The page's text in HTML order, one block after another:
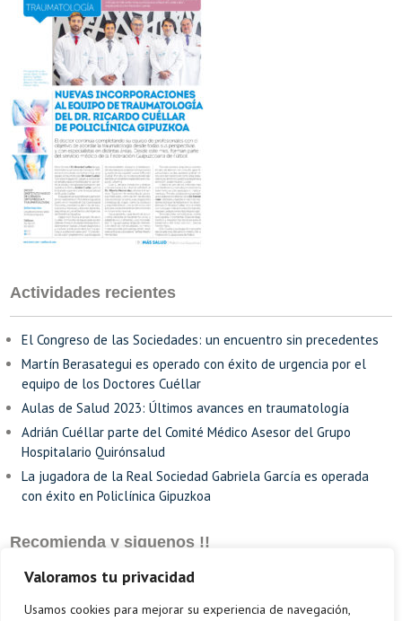
Valoramos tu privacidad
Usamos cookies para mejorar su experiencia de navegación,
Actividades recientes
El Congreso de las Sociedades: un encuentro sin precedentes
Martín Berasategui es operado con éxito de urgencia por el
equipo de los Doctores Cuéllar
Aulas de Salud 2023: Últimos avances en traumatología
Adrián Cuéllar parte del Comité Médico Asesor del Grupo
Hospitalario Quirónsalud
La jugadora de la Real Sociedad Gabriela García es operada
con éxito en Policlínica Gipuzkoa
Recomienda y siguenos !!